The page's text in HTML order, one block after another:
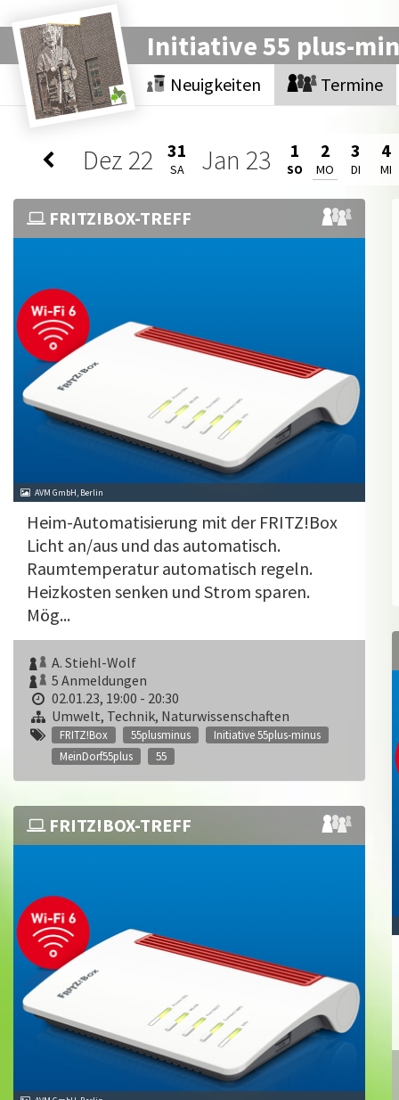
Initiative 55 plus-
Neuigkeiten Termine
Dez 22 31
SA Jan 23 1
SO
2
MO
3
DI
4
MI
FRITZ!BOX-TREFF
AVM GmbH, Berlin
Heim-Automatisierung mit der FRITZ!Box
Licht an/aus und das automatisch.
Raumtemperatur automatisch regeln.
Heizkosten senken und Strom sparen.
Mög...
A. Stiehl-Wolf
5 Anmeldungen
02.01.23, 19:00 - 20:30
Umwelt, Technik, Naturwissenschaften
FRITZ!Box 55plusminus
Initiative 55plus-minus
MeinDorf55plus
55
FRITZ!BOX-TREFF